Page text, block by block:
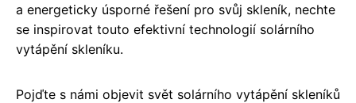
a energeticky úsporné řešení pro svůj skleník, nechte
se inspirovat touto efektivní technologií solárního
vytápění skleníku.
Pojďte s námi objevit svět solárního vytápění skleníků